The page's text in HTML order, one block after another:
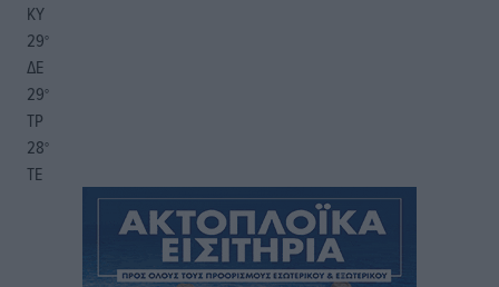
ΚΥ
29°
ΔΕ
29°
ΤΡ
28°
ΤΕ